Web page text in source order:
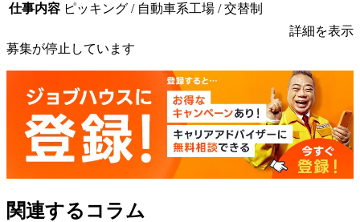
仕事内容 ピッキング / 自動車系工場 / 交替制
詳細を表示
募集が停止しています
関連するコラム